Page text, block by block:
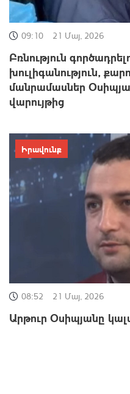
09:10 21 Մայ, 2026
Բռնություն
խուլիգանություն,
մանրամասներ
վարույթից
08:52 21 Մայ, 2026
Արթուր Օսիպյանը
Իրավունք